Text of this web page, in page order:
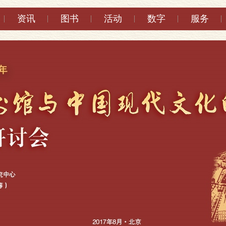
资讯 图书 活动 数字 服务